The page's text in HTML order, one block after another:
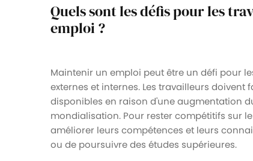
Quels sont les défis pour les
emploi ?
Maintenir un emploi peut être un défi pour
externes et internes. Les travailleurs
disponibles en raison d'une augmentation
mondialisation. Pour rester compétitifs sur
améliorer leurs compétences et leurs
ou de poursuivre des études supérieures.